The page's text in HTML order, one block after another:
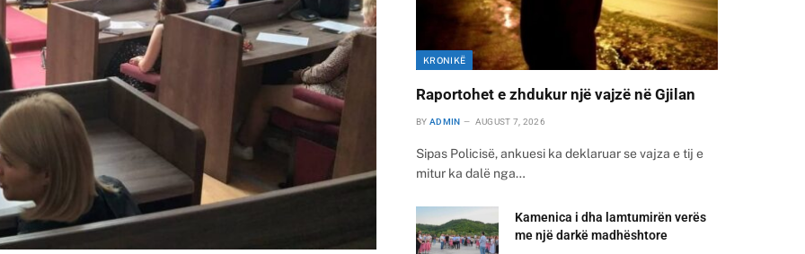
KRONIKË
Raportohet e zhdukur një vajzë në Gjilan
BY ADMIN AUGUST 7, 2026
Sipas Policisë, ankuesi ka deklaruar se vajza e tij e
mitur ka dalë nga…
Kamenica i dha lamtumirën verës
me një darkë madhështore